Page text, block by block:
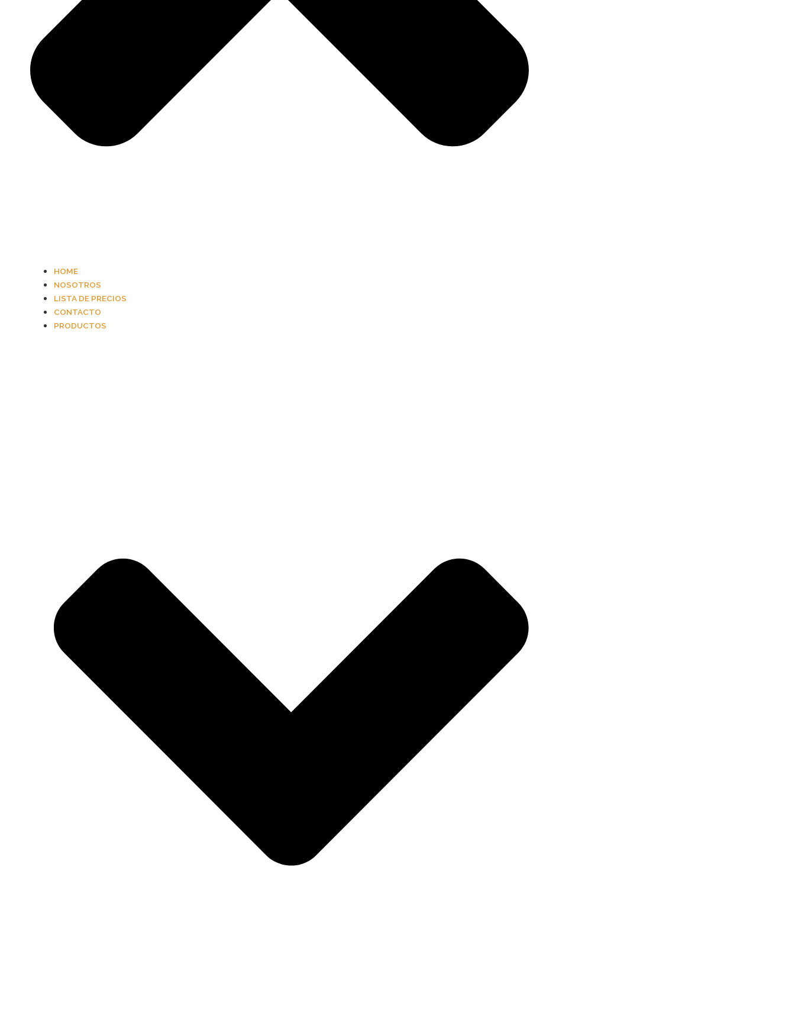
HOME
NOSOTROS
LISTA DE PRECIOS
CONTACTO
PRODUCTOS